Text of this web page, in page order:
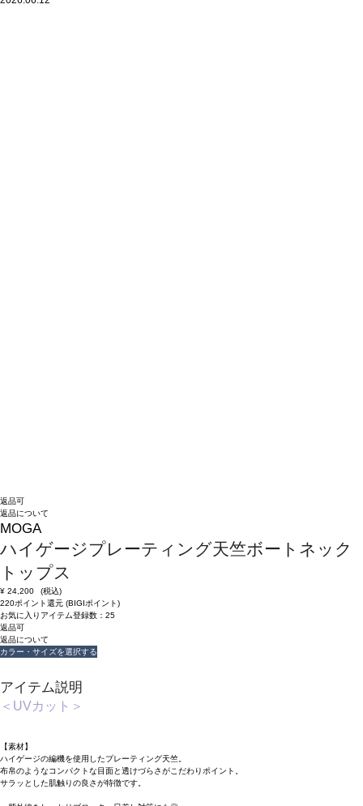
返品可
返品について
MOGA
ハイゲージプレーティング天竺ボートネック
トップス
¥ 24,200
(税込)
220ポイント還元 (BIGIポイント)
お気に入りアイテム登録数： 25
返品可
返品について
カラー・サイズを選択する
アイテム説明
＜UVカット＞
【素材】
ハイゲージの編機を使用したプレーティング天竺。
布帛のようなコンパクトな目面と透けづらさがこだわりポイント。
サラッとした肌触りの良さが特徴です。